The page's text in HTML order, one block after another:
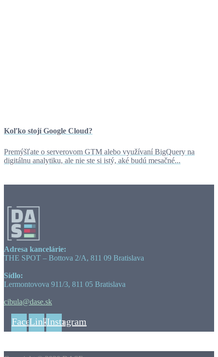
Koľko stojí Google Cloud?
Premýšľate o serverovom GTM alebo využívaní BigQuery na
digitálnu analytiku, ale nie ste si istý, aké budú mesačné...
Adresa kancelárie:
THE SPOT – Bottova 2/A, 811 09 Bratislava
Sídlo:
Lermontovova 911/3, 811 05 Bratislava
cibula@dase.sk
Facebook
LinkedinInstagram